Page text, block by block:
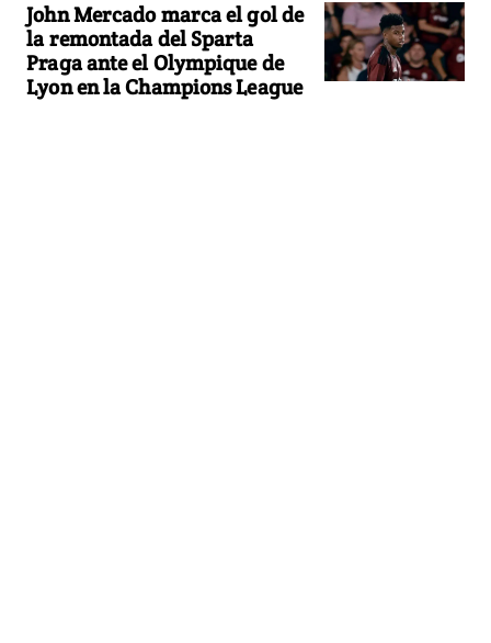
John Mercado marca el gol de
la remontada del Sparta
Praga ante el Olympique de
Lyon en la Champions League